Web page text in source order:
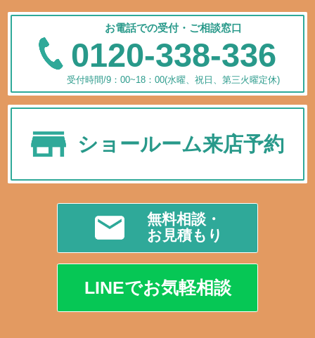
お電話での受付・ご相談窓口
0120-338-336
受付時間/9：00~18：00(水曜、祝日、第三火曜定休)
ショールーム来店予約
無料相談・
お見積もり
LINEでお気軽相談